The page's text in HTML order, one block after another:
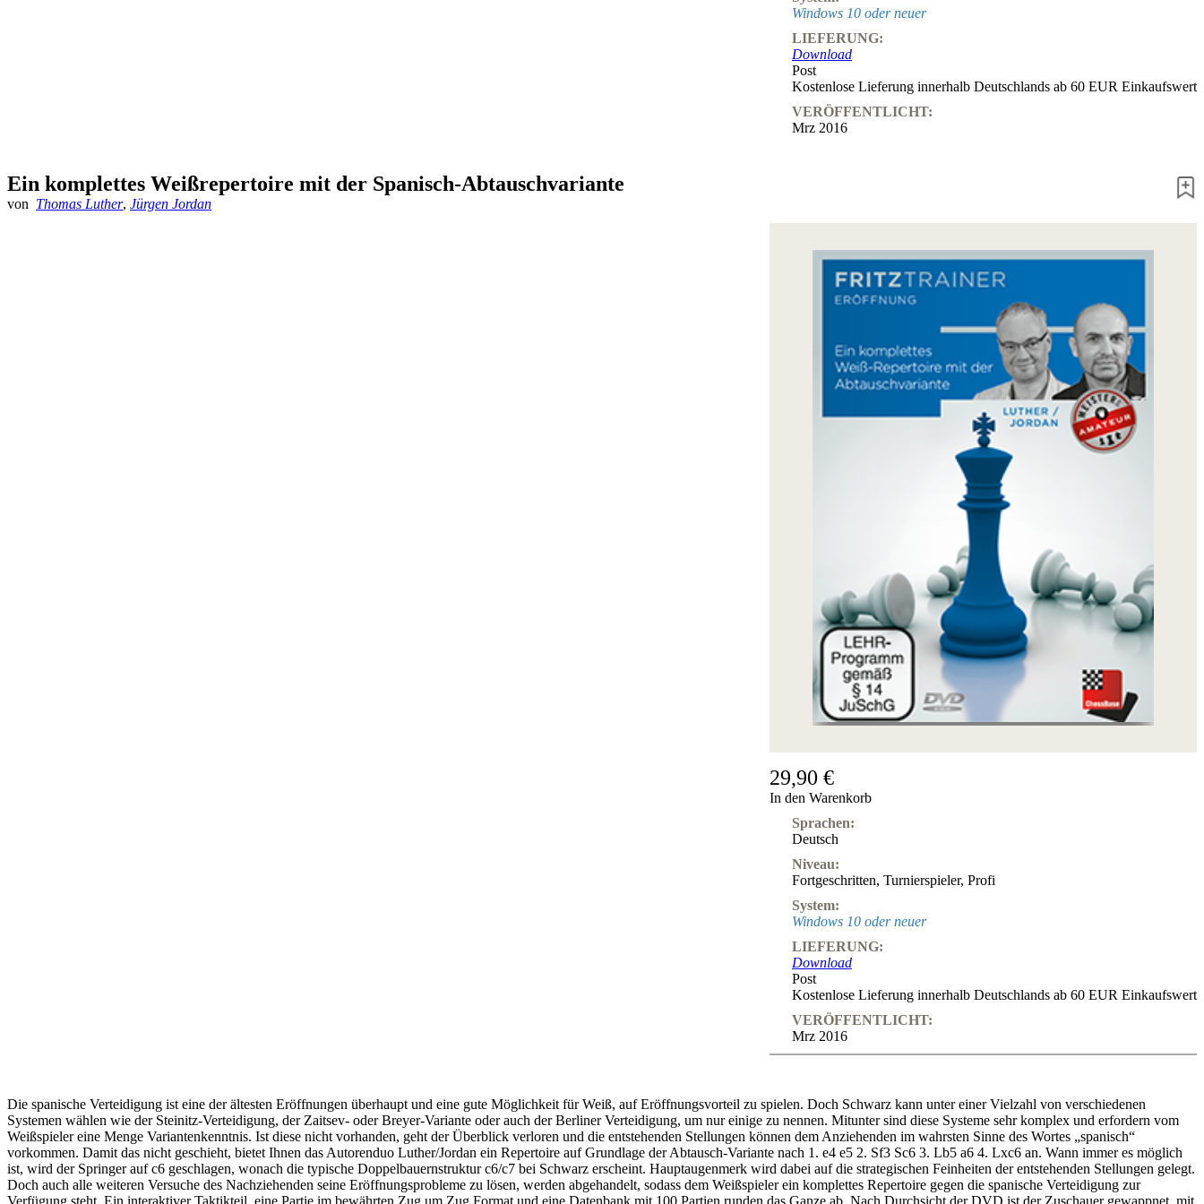
Windows 10 oder neuer
LIEFERUNG:
Download
Post
Kostenlose Lieferung innerhalb Deutschlands ab 60 EUR Einkaufswert
VERÖFFENTLICHT:
Mrz 2016
Ein komplettes Weißrepertoire mit der Spanisch-Abtauschvariante
von Thomas Luther, Jürgen Jordan
29,90 €
In den Warenkorb
Sprachen:
Deutsch
Niveau:
Fortgeschritten, Turnierspieler, Profi
System:
Windows 10 oder neuer
LIEFERUNG:
Download
Post
Kostenlose Lieferung innerhalb Deutschlands ab 60 EUR Einkaufswert
VERÖFFENTLICHT:
Mrz 2016
Die spanische Verteidigung ist eine der ältesten Eröffnungen überhaupt und eine gute Möglichkeit für Weiß, auf Eröffnungsvorteil zu spielen. Doch Schwarz kann unter einer Vielzahl von verschiedenen
Systemen wählen wie der Steinitz-Verteidigung, der Zaitsev- oder Breyer-Variante oder auch der Berliner Verteidigung, um nur einige zu nennen. Mitunter sind diese Systeme sehr komplex und erfordern vom
Weißspieler eine Menge Variantenkenntnis. Ist diese nicht vorhanden, geht der Überblick verloren und die entstehenden Stellungen können dem Anziehenden im wahrsten Sinne des Wortes „spanisch“
vorkommen. Damit das nicht geschieht, bietet Ihnen das Autorenduo Luther/Jordan ein Repertoire auf Grundlage der Abtausch-Variante nach 1. e4 e5 2. Sf3 Sc6 3. Lb5 a6 4. Lxc6 an. Wann immer es möglich
ist, wird der Springer auf c6 geschlagen, wonach die typische Doppelbauernstruktur c6/c7 bei Schwarz erscheint. Hauptaugenmerk wird dabei auf die strategischen Feinheiten der entstehenden Stellungen gelegt.
Doch auch alle weiteren Versuche des Nachziehenden seine Eröffnungsprobleme zu lösen, werden abgehandelt, sodass dem Weißspieler ein komplettes Repertoire gegen die spanische Verteidigung zur
Verfügung steht. Ein interaktiver Taktikteil, eine Partie im bewährten Zug um Zug Format und eine Datenbank mit 100 Partien runden das Ganze ab. Nach Durchsicht der DVD ist der Zuschauer gewappnet, mit
Schachfilme
Gutschein
bestellen